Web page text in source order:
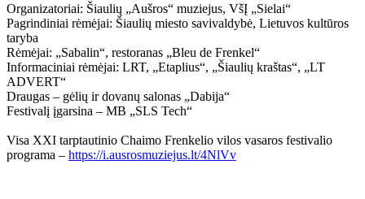
Organizatoriai: Šiaulių „Aušros“ muziejus, VšĮ „Sielai“
Pagrindiniai rėmėjai: Šiaulių miesto savivaldybė, Lietuvos kultūros
taryba
Rėmėjai: „Sabalin“, restoranas „Bleu de Frenkel“
Informaciniai rėmėjai: LRT, „Etaplius“, „Šiaulių kraštas“, „LT
ADVERT“
Draugas – gėlių ir dovanų salonas „Dabija“
Festivalį įgarsina – MB „SLS Tech“
Visa XXI tarptautinio Chaimo Frenkelio vilos vasaros festivalio
programa – https://i.ausrosmuziejus.lt/4NlVv